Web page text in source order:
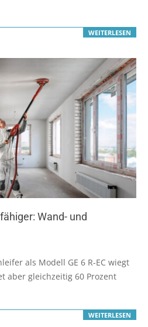
WEITERLESEN
Wand- und
als Modell GE 6 R-EC wiegt
aber gleichzeitig 60 Prozent
WEITERLESEN